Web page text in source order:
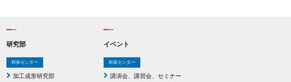
研究部
和泉センター
加工成形研究部
イベント
和泉センター
講演会、講習会、セミナー